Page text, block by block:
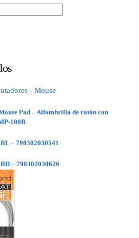
Pad – Alfombrilla de ratón con
100B
– 798302030541
– 798302030626